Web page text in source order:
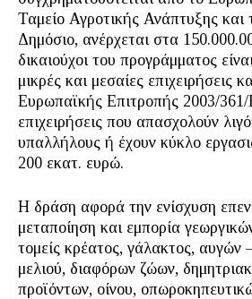
Ταμείο Αγροτικής Ανάπτυξης και
Δημόσιο, ανέρχεται στα
δικαιούχοι του προγράμματος
μικρές και μεσαίες επιχειρήσεις
Ευρωπαϊκής Επιτροπής 2003/
επιχειρήσεις που απασχολούν
υπαλλήλους ή έχουν κύκλο
200 εκατ. ευρώ.
Η δράση αφορά την ενίσχυση
μεταποίηση και εμπορία
τομείς κρέατος, γάλακτος, αυγών
μελιού, διαφόρων ζώων,
προϊόντων, οίνου,